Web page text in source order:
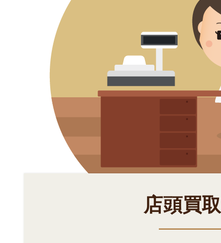
店頭買